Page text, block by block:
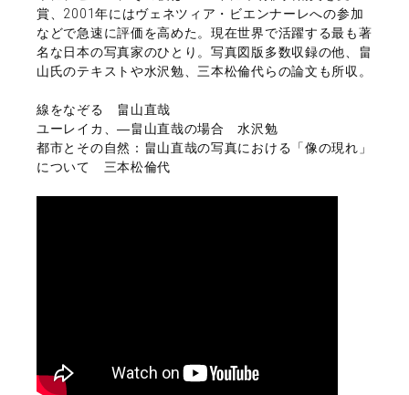
賞、2001年にはヴェネツィア・ビエンナーレへの参加
などで急速に評価を高めた。現在世界で活躍する最も著
名な日本の写真家のひとり。写真図版多数収録の他、畠
山氏のテキストや水沢勉、三本松倫代らの論文も所収。
線をなぞる 畠山直哉
ユーレイカ、―畠山直哉の場合 水沢勉
都市とその自然：畠山直哉の写真における「像の現れ」
について 三本松倫代